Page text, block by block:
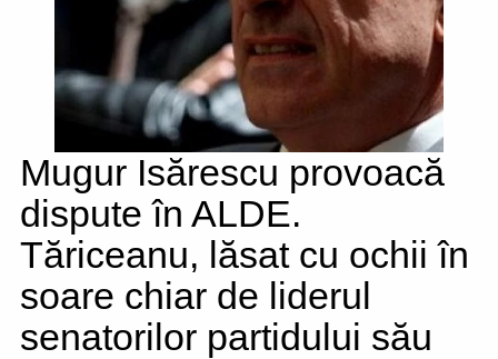
Mugur Isărescu provoacă
dispute în ALDE.
Tăriceanu, lăsat cu ochii în
soare chiar de liderul
senatorilor partidului său